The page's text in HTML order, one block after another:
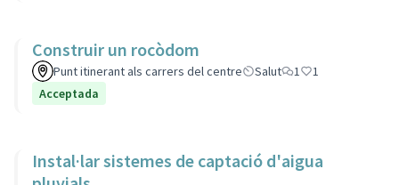
Construir un rocòdom
Punt itinerant als carrers del centre Salut 1
1
Acceptada
Instal·lar sistemes de captació d'aigua